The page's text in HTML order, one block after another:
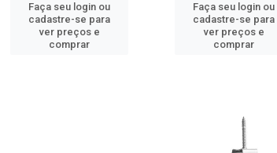
Faça seu login ou
cadastre-se para
ver preços e
comprar
Faça seu login ou
cadastre-se para
ver preços e
comprar